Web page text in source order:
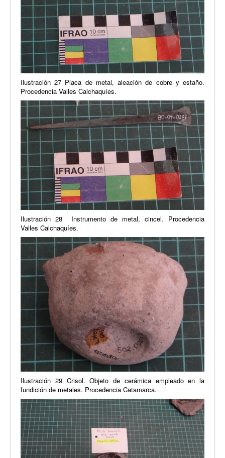
Ilustración 27 Placa de metal, aleación de cobre y estaño.
Procedencia Valles Calchaquíes.
Ilustración 28 Instrumento de metal, cincel. Procedencia
Valles Calchaquíes.
Ilustración 29 Crisol. Objeto de cerámica empleado en la
fundición de metales. Procedencia Catamarca.